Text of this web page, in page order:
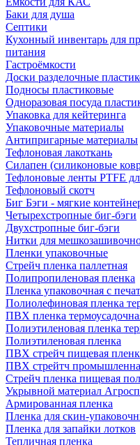
Баки для душа
Септики
Кухонный инвентарь для
питания
Гастроёмкости
Доски разделочные
Подносы пластиковые
Одноразовая посуда
Упаковка для кейтеринга
Упаковочные материалы
Антипригарные материалы
Тефлоновая лакоткань
Силапен (силиконовые
Тефлоновые ленты PTFE
Тефлоновый скотч
Биг Бэги - мягкие
Четырехстропные биг-бэги
Двухстропные биг-бэги
Нитки для
Пленки упаковочные
Стрейч пленка паллетная
Полипропиленовая пленка
Пленка упаковочная с
Полиолефиновая пленка
ПВХ пленка
Полиэтиленовая пленка
Полиэтиленовая пленка
ПВХ стрейч пищевая
ПВХ стрейтч
Стрейч пленка пищевая
Укрывной материал
Армированная пленка
Пленка для скин-
Пленка для запайки лотков
Тепличная пленка